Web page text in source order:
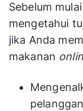
Sebelum
mengetahui
jika Anda
makanan